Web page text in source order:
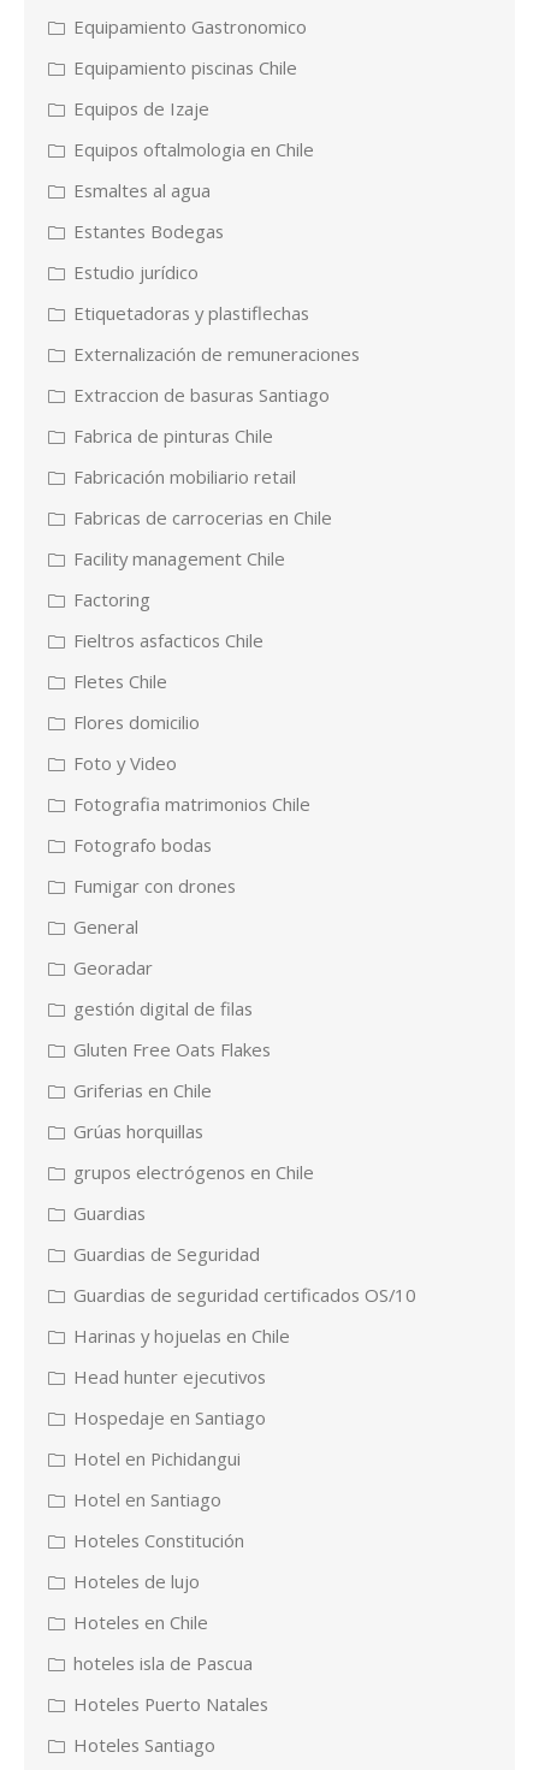
Equipamiento Gastronomico
Equipamiento piscinas Chile
Equipos de Izaje
Equipos oftalmologia en Chile
Esmaltes al agua
Estantes Bodegas
Estudio jurídico
Etiquetadoras y plastiflechas
Externalización de remuneraciones
Extraccion de basuras Santiago
Fabrica de pinturas Chile
Fabricación mobiliario retail
Fabricas de carrocerias en Chile
Facility management Chile
Factoring
Fieltros asfacticos Chile
Fletes Chile
Flores domicilio
Foto y Video
Fotografia matrimonios Chile
Fotografo bodas
Fumigar con drones
General
Georadar
gestión digital de filas
Gluten Free Oats Flakes
Griferias en Chile
Grúas horquillas
grupos electrógenos en Chile
Guardias
Guardias de Seguridad
Guardias de seguridad certificados OS/10
Harinas y hojuelas en Chile
Head hunter ejecutivos
Hospedaje en Santiago
Hotel en Pichidangui
Hotel en Santiago
Hoteles Constitución
Hoteles de lujo
Hoteles en Chile
hoteles isla de Pascua
Hoteles Puerto Natales
Hoteles Santiago